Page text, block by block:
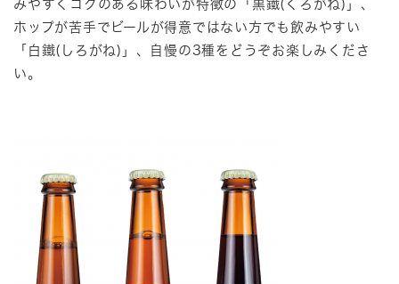
みやすくコクのある味わいが特徴の「黒鐵(くろがね) 」、
ホップが苦手でビールが得意ではない方でも飲みやすい
「白鐵(しろがね) 」、自慢の3種をどうぞお楽しみくださ
い。​